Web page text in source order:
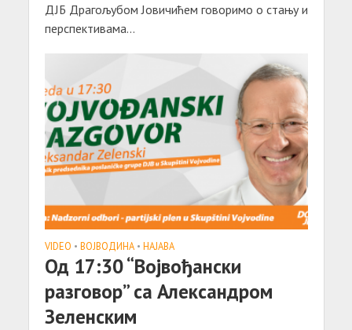
ДЈБ Драгољубом Јовичићем говоримо о стању и
перспективама...
VIDEO • ВОЈВОДИНА • НАЈАВА
Од 17:30 “Војвођански
разговор” са Александром
Зеленским